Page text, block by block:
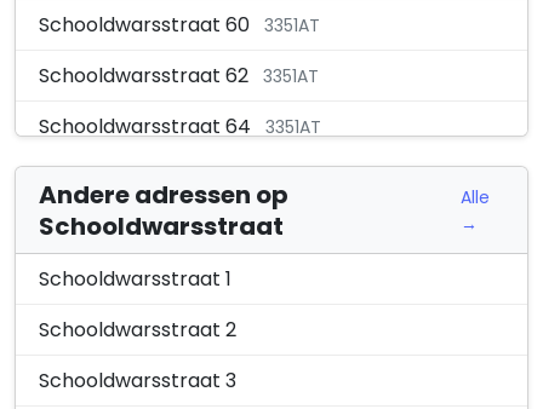
Schooldwarsstraat 60 3351AT
Schooldwarsstraat 62 3351AT
Schooldwarsstraat 64 3351AT
Schooldwarsstraat 68 3351AT
Schooldwarsstraat 70
Schooldwarsstraat 72
Schooldwarsstraat 74
Andere adressen op
Schooldwarsstraat
Alle
→
Schooldwarsstraat 1
Schooldwarsstraat 2
Schooldwarsstraat 3